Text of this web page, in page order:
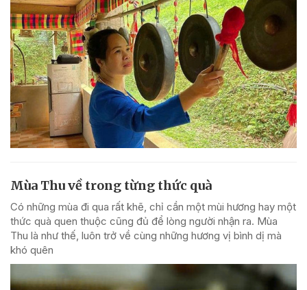
Mùa Thu về trong từng thức quà
Có những mùa đi qua rất khẽ, chỉ cần một mùi hương hay một
thức quà quen thuộc cũng đủ để lòng người nhận ra. Mùa
Thu là như thế, luôn trở về cùng những hương vị bình dị mà
khó quên